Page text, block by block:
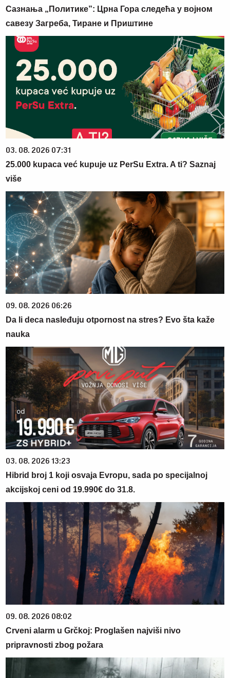
Сазнања „Политике”: Црна Гора следећа у војном
савезу Загреба, Тиране и Приштине
03. 08. 2026 07:31
25.000 kupaca već kupuje uz PerSu Extra. A ti? Saznaj
više
09. 08. 2026 06:26
Da li deca nasleđuju otpornost na stres? Evo šta kaže
nauka
03. 08. 2026 13:23
Hibrid broj 1 koji osvaja Evropu, sada po specijalnoj
akcijskoj ceni od 19.990€ do 31.8.
09. 08. 2026 08:02
Crveni alarm u Grčkoj: Proglašen najviši nivo
pripravnosti zbog požara